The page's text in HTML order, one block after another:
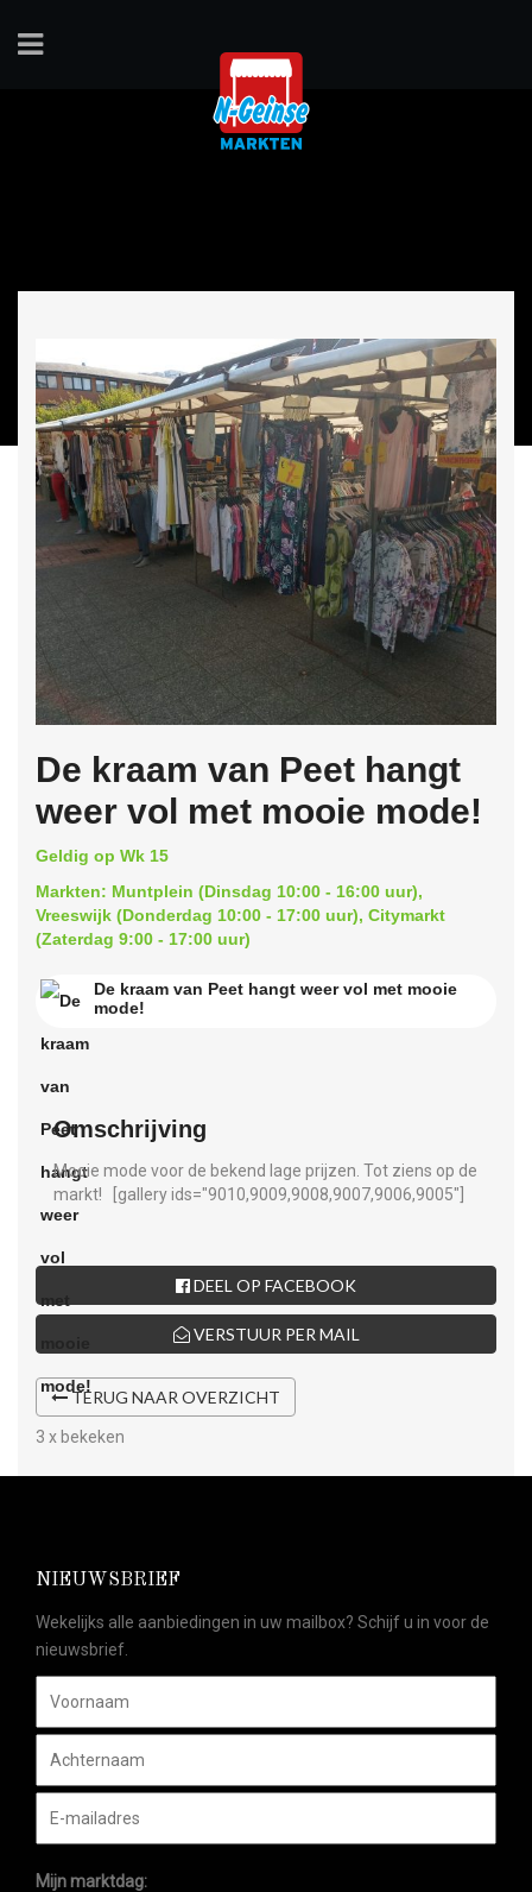
De kraam van Peet hangt
weer vol met mooie mode!
Geldig op Wk 15
Markten: Muntplein (Dinsdag 10:00 - 16:00 uur),
Vreeswijk (Donderdag 10:00 - 17:00 uur), Citymarkt
(Zaterdag 9:00 - 17:00 uur)
De kraam van Peet hangt weer vol met mooie
mode!
Omschrijving
Mooie mode voor de bekend lage prijzen. Tot ziens op de
markt! [gallery ids="9010,9009,9008,9007,9006,9005"]
DEEL OP FACEBOOK
VERSTUUR PER MAIL
TERUG NAAR OVERZICHT
3 x bekeken
NIEUWSBRIEF
Wekelijks alle aanbiedingen in uw mailbox? Schijf u in voor de
nieuwsbrief.
Mijn marktdag: